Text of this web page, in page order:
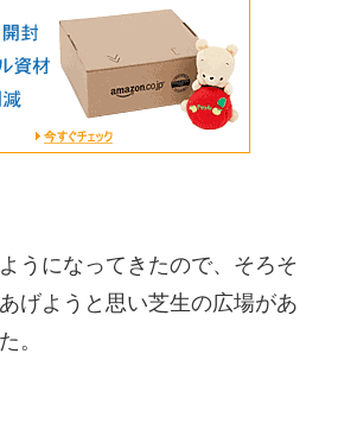
うになってきたので、そろそ
げようと思い芝生の広場があ
。